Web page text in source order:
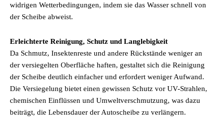
widrigen Wetterbedingungen, indem sie das Wasser schnell von
der Scheibe abweist.
Erleichterte Reinigung, Schutz und Langlebigkeit
Da Schmutz, Insektenreste und andere Rückstände weniger an
der versiegelten Oberfläche haften, gestaltet sich die Reinigung
der Scheibe deutlich einfacher und erfordert weniger Aufwand.
Die Versiegelung bietet einen gewissen Schutz vor UV-Strahlen,
chemischen Einflüssen und Umweltverschmutzung, was dazu
beiträgt, die Lebensdauer der Autoscheibe zu verlängern.